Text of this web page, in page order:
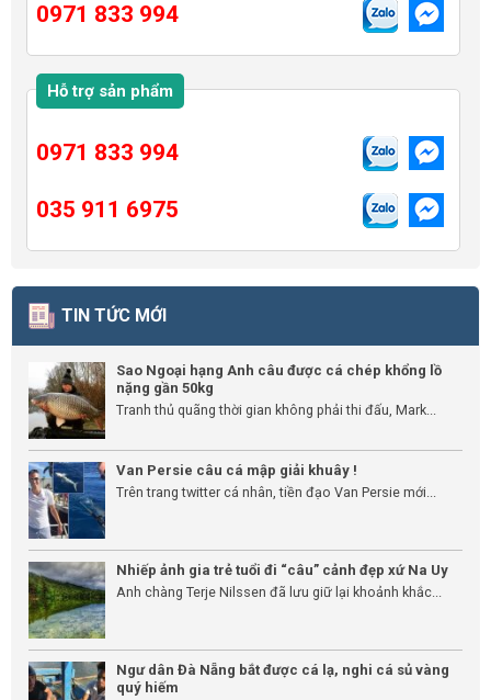
0971 833 994
Hỗ trợ sản phẩm
0971 833 994
035 911 6975
TIN TỨC MỚI
Sao Ngoại hạng Anh câu được cá chép khổng lồ
nặng gần 50kg
Tranh thủ quãng thời gian không phải thi đấu, Mark...
Van Persie câu cá mập giải khuây !
Trên trang twitter cá nhân, tiền đạo Van Persie mới...
Nhiếp ảnh gia trẻ tuổi đi “câu” cảnh đẹp xứ Na Uy
Anh chàng Terje Nilssen đã lưu giữ lại khoảnh khắc...
Ngư dân Đà Nẵng bắt được cá lạ, nghi cá sủ vàng
quý hiếm